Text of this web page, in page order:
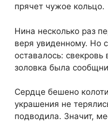
прячет чужое кольцо.
Нина несколько раз
веря увиденному. Но
оставалось: свекровь
золовка была
Сердце бешено
украшения не
подводила. Значит,